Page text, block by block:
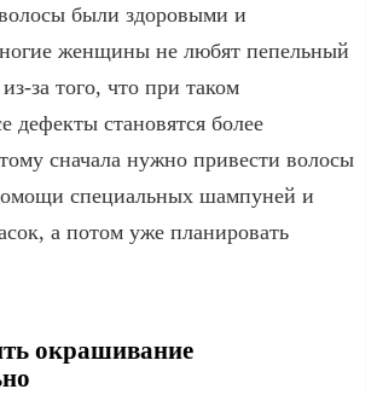
были здоровыми и
женщины не любят пепельный
за того, что при таком
дефекты становятся более
сначала нужно привести волосы
специальных шампуней и
а потом уже планировать
окрашивание